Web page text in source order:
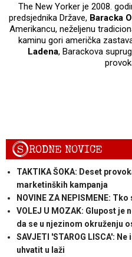
The New Yorker je 2008.
predsjednika Države, Baracka
Amerikancu, neželjenu
kaminu gori američka
Ladena, Barackova
SRODNE NOVICE
TAKTIKA ŠOKA: Deset
marketinških kampanja
NOVINE ZA NEPISMENE:
VOLEJ U MOZAK: Glupost je
da se u njezinom okruženju
SAVJETI 'STAROG LISCA':
uhvatit u laži